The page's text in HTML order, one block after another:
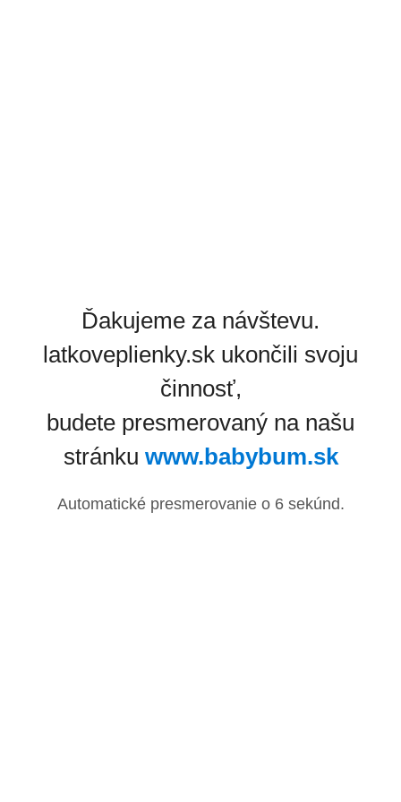
Ďakujeme za návštevu.
latkoveplienky.sk ukončili svoju
činnosť,
budete presmerovaný na našu
stránku www.babybum.sk
Automatické presmerovanie o 6sekúnd.